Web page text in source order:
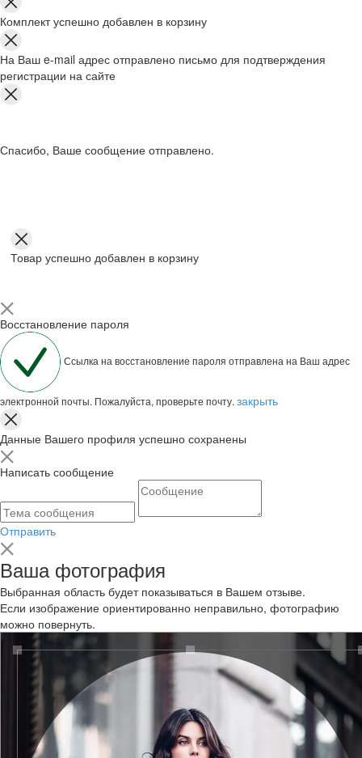
Комплект успешно добавлен в корзину
На Ваш e-mail адрес отправлено письмо для подтверждения
регистрации на сайте
Спасибо, Ваше сообщение отправлено.
Товар успешно добавлен в корзину
Восстановление пароля
Ссылка на восстановление пароля отправлена на Ваш адрес
электронной почты. Пожалуйста, проверьте почту. закрыть
Данные Вашего профиля успешно сохранены
Написать сообщение
Отправить
Ваша фотография
Выбранная область будет показываться в Вашем отзыве.
Если изображение ориентированно неправильно, фотографию
можно повернуть.